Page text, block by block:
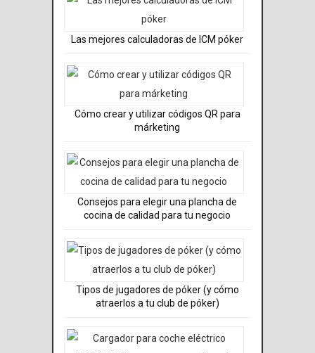
Las mejores calculadoras de ICM póker
Cómo crear y utilizar códigos QR para
márketing
Consejos para elegir una plancha de
cocina de calidad para tu negocio
Tipos de jugadores de póker (y cómo
atraerlos a tu club de póker)